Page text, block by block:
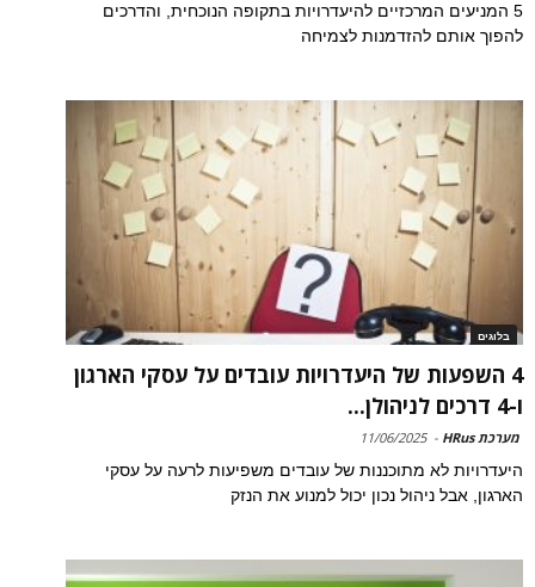
5 המניעים המרכזיים להיעדרויות בתקופה הנוכחית, והדרכים
להפוך אותם להזדמנות לצמיחה
בלוגים
4 השפעות של היעדרויות עובדים על עסקי הארגון
ו-4 דרכים לניהולן...
מערכת HRus -
11/06/2025
היעדרויות לא מתוכננות של עובדים משפיעות לרעה על עסקי
הארגון, אבל ניהול נכון יכול למנוע את הנזק